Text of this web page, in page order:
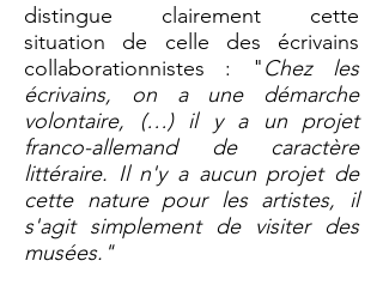
distingue clairement cette
situation de celle des écrivains
collaborationnistes : "Chez les
écrivains, on a une démarche
volontaire, (…) il y a un projet
franco-allemand de caractère
littéraire. Il n'y a aucun projet de
cette nature pour les artistes, il
s'agit simplement de visiter des
musées."